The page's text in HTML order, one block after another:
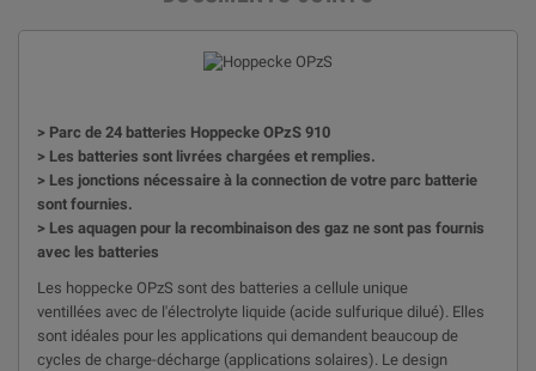
> Parc de 24 batteries Hoppecke OPzS 910
> Les batteries sont livrées chargées et remplies.
> Les jonctions nécessaire à la connection de votre parc batterie
sont fournies.
> Les aquagen pour la recombinaison des gaz ne sont pas fournis
avec les batteries
Les hoppecke OPzS sont des batteries a cellule unique
ventillées avec de l'électrolyte liquide (acide sulfurique dilué). Elles
sont idéales pour les applications qui demandent beaucoup de
cycles de charge-décharge (applications solaires). Le design